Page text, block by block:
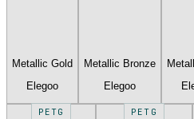
Metallic Gold
Elegoo
Metallic Bronze
Elegoo
PETG PETG